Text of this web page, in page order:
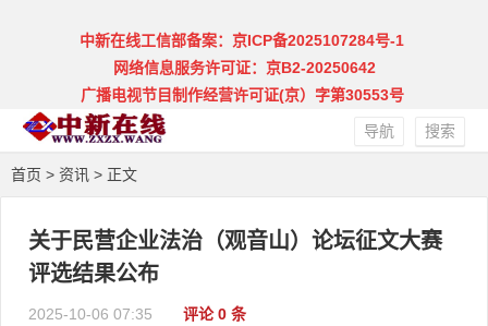
中新在线工信部备案：京ICP备2025107284号-1
网络信息服务许可证：京B2-20250642
广播电视节目制作经营许可证(京）字第30553号
搜索
导航
首页 > 资讯 > 正文
关于民营企业法治（观音山）论坛征文大赛
评选结果公布
2025-10-06 07:35 评论 0 条